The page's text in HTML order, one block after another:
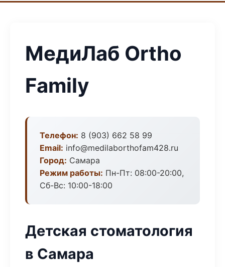
МедиЛаб Ortho
Family
Телефон: 8 (903) 662 58 99
Email: info@medilaborthofam428.ru
Город: Самара
Режим работы: Пн-Пт: 08:00-20:00,
Сб-Вс: 10:00-18:00
Детская стоматология
в Самара